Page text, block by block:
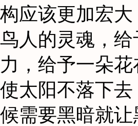
应该更加宏
人的灵魂，
，给予一朵
太阳不落下
需要黑暗就